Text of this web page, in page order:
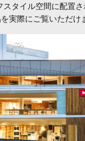
スタイル空間に配置
実際にご覧いただけ